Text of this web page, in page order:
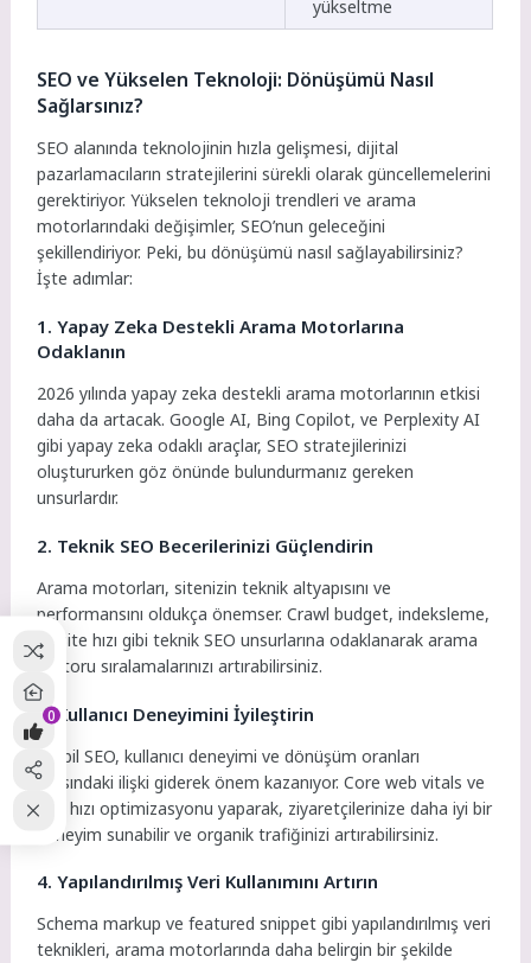
yükseltme
SEO ve Yükselen Teknoloji: Dönüşümü Nasıl
Sağlarsınız?
SEO alanında teknolojinin hızla gelişmesi, dijital
pazarlamacıların stratejilerini sürekli olarak güncellemelerini
gerektiriyor. Yükselen teknoloji trendleri ve arama
motorlarındaki değişimler, SEO’nun geleceğini
şekillendiriyor. Peki, bu dönüşümü nasıl sağlayabilirsiniz?
İşte adımlar:
1. Yapay Zeka Destekli Arama Motorlarına
Odaklanın
2026 yılında yapay zeka destekli arama motorlarının etkisi
daha da artacak. Google AI, Bing Copilot, ve Perplexity AI
gibi yapay zeka odaklı araçlar, SEO stratejilerinizi
oluştururken göz önünde bulundurmanız gereken
unsurlardır.
2. Teknik SEO Becerilerinizi Güçlendirin
Arama motorları, sitenizin teknik altyapısını ve
performansını oldukça önemser. Crawl budget, indeksleme,
ve site hızı gibi teknik SEO unsurlarına odaklanarak arama
motoru sıralamalarınızı artırabilirsiniz.
3. Kullanıcı Deneyimini İyileştirin
Mobil SEO, kullanıcı deneyimi ve dönüşüm oranları
arasındaki ilişki giderek önem kazanıyor. Core web vitals ve
site hızı optimizasyonu yaparak, ziyaretçilerinize daha iyi bir
deneyim sunabilir ve organik trafiğinizi artırabilirsiniz.
4. Yapılandırılmış Veri Kullanımını Artırın
Schema markup ve featured snippet gibi yapılandırılmış veri
teknikleri, arama motorlarında daha belirgin bir şekilde
0